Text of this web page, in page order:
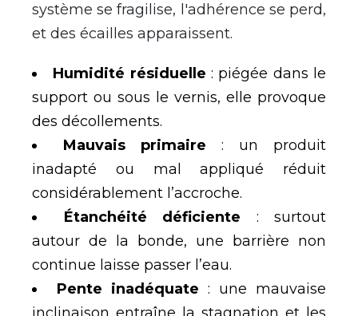
système se fragilise, l'adhérence se perd,
et des écailles apparaissent.
Humidité résiduelle : piégée dans le
support ou sous le vernis, elle provoque
des décollements.
Mauvais primaire : un produit
inadapté ou mal appliqué réduit
considérablement l’accroche.
Étanchéité déficiente : surtout
autour de la bonde, une barrière non
continue laisse passer l’eau.
Pente inadéquate : une mauvaise